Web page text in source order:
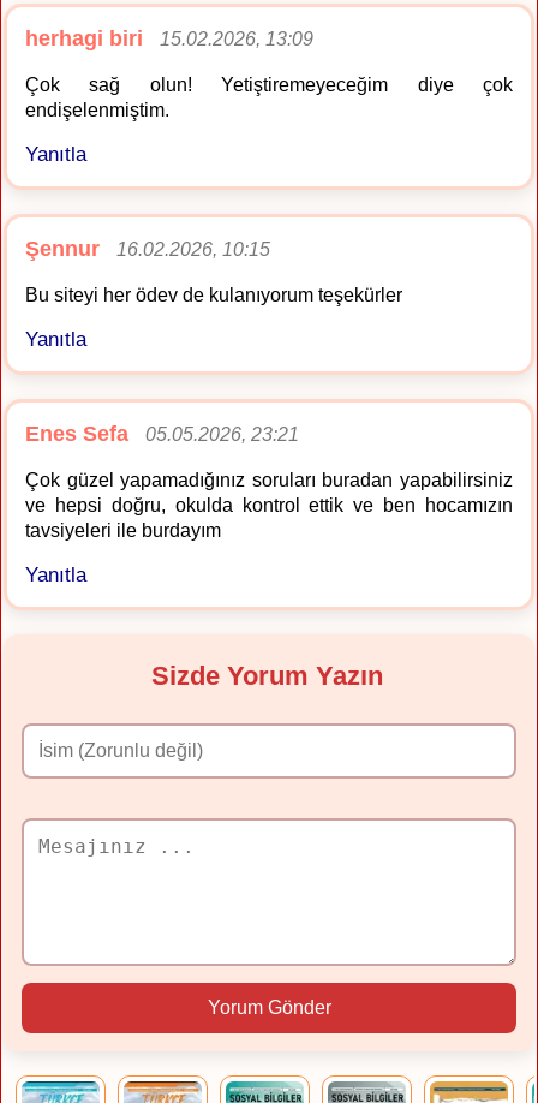
herhagi biri 15.02.2026, 13:09
Çok sağ olun! Yetiştiremeyeceğim diye çok
endişelenmiştim.
Yanıtla
Şennur 16.02.2026, 10:15
Bu siteyi her ödev de kulanıyorum teşekürler
Yanıtla
Enes Sefa 05.05.2026, 23:21
Çok güzel yapamadığınız soruları buradan yapabilirsiniz
ve hepsi doğru, okulda kontrol ettik ve ben hocamızın
tavsiyeleri ile burdayım
Yanıtla
Sizde Yorum Yazın
Yorum Gönder